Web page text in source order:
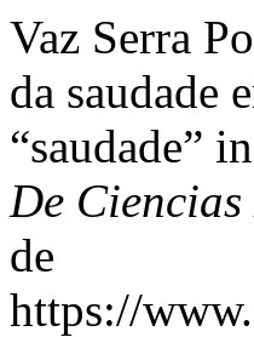
Vaz Serra
da saudade
“saudade”
De
de
https://